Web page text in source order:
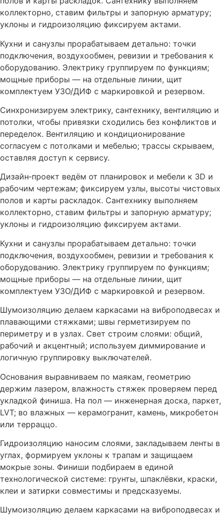
коллекторно, ставим фильтры и запорную арматуру;
уклоны и гидроизоляцию фиксируем актами.
Кухни и санузлы прорабатываем детально: точки
подключения, воздухообмен, ревизии и требования к
оборудованию. Электрику группируем по функциям;
мощные приборы — на отдельные линии, щит
комплектуем УЗО/ДИФ с маркировкой и резервом.
Синхронизируем электрику, сантехнику, вентиляцию и
потолки, чтобы привязки сходились без конфликтов и
переделок. Вентиляцию и кондиционирование
согласуем с потолками и мебелью; трассы скрываем,
оставляя доступ к сервису.
Дизайн‑проект ведём от планировок и мебели к 3D и
рабочим чертежам; фиксируем узлы, высоты чистовых
полов и карты раскладок. Сантехнику выполняем
коллекторно, ставим фильтры и запорную арматуру;
уклоны и гидроизоляцию фиксируем актами.
Кухни и санузлы прорабатываем детально: точки
подключения, воздухообмен, ревизии и требования к
оборудованию. Электрику группируем по функциям;
мощные приборы — на отдельные линии, щит
комплектуем УЗО/ДИФ с маркировкой и резервом.
Шумоизоляцию делаем каркасами на виброподвесах и
плавающими стяжками; швы герметизируем по
периметру и в узлах. Свет строим слоями: общий,
рабочий и акцентный; используем диммирование и
логичную группировку выключателей.
Основания выравниваем по маякам, геометрию
держим лазером, влажность стяжек проверяем перед
укладкой финиша. На пол — инженерная доска, паркет,
LVT; во влажных — керамогранит, камень, микробетон
или терраццо.
Гидроизоляцию наносим слоями, закладываем ленты в
углах, формируем уклоны к трапам и защищаем
мокрые зоны. Финиши подбираем в единой
технологической системе: грунты, шпаклёвки, краски,
клеи и затирки совместимы и предсказуемы.
Шумоизоляцию делаем каркасами на виброподвесах и